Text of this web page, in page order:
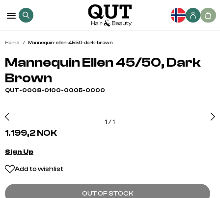
Home Mannequin-ellen-4550-dark-brown
Mannequin Ellen 45/50, Dark
Brown
QUT-0008-0100-0005-0000
1 /1
1.199,2 NOK
Sign Up
Add to wishlist
OUT OF STOCK